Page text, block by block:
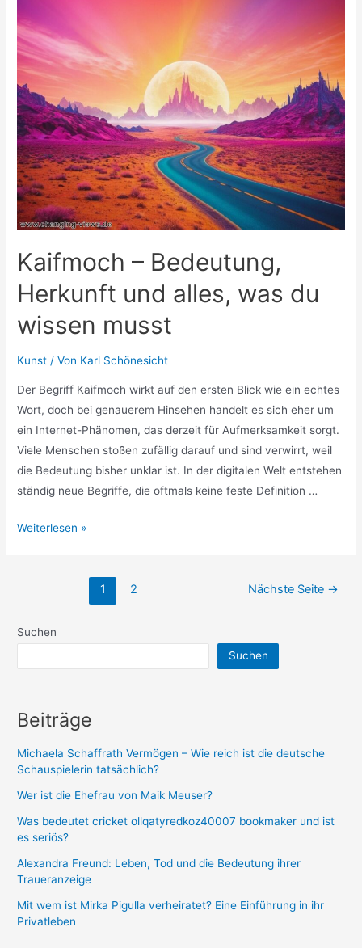
Kaifmoch – Bedeutung,
Herkunft und alles, was du
wissen musst
Kunst / Von Karl Schönesicht
Der Begriff Kaifmoch wirkt auf den ersten Blick wie ein echtes
Wort, doch bei genauerem Hinsehen handelt es sich eher um
ein Internet-Phänomen, das derzeit für Aufmerksamkeit sorgt.
Viele Menschen stoßen zufällig darauf und sind verwirrt, weil
die Bedeutung bisher unklar ist. In der digitalen Welt entstehen
ständig neue Begriffe, die oftmals keine feste Definition …
Kaifmoch
alles,
was
du
musst
Weiterlesen »
Seitennummerierung
Beiträge
1 2 Nächste Seite →
Suchen
Suchen
Beiträge
Michaela Schaffrath Vermögen – Wie reich ist die deutsche
Schauspielerin tatsächlich?
Wer ist die Ehefrau von Maik Meuser?
Was bedeutet cricket ollqatyredkoz40007 bookmaker und ist
es seriös?
Alexandra Freund: Leben, Tod und die Bedeutung ihrer
Traueranzeige
Mit wem ist Mirka Pigulla verheiratet? Eine Einführung in ihr
Privatleben